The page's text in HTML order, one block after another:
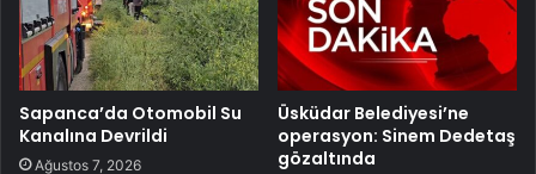
Sapanca’da Otomobil Su
Kanalına Devrildi
Ağustos 7, 2026
Üsküdar Belediyesi’ne
operasyon: Sinem Dedetaş
gözaltında